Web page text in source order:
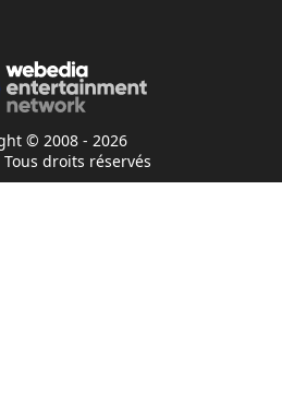
© 2008 - 2026
droits réservés